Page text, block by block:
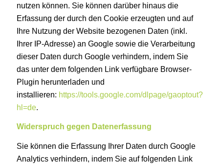
nutzen können. Sie können darüber hinaus die
Erfassung der durch den Cookie erzeugten und auf
Ihre Nutzung der Website bezogenen Daten (inkl.
Ihrer IP-Adresse) an Google sowie die Verarbeitung
dieser Daten durch Google verhindern, indem Sie
das unter dem folgenden Link verfügbare Browser-
Plugin herunterladen und
installieren: https://tools.google.com/dlpage/gaoptout?
hl=de.
Widerspruch gegen Datenerfassung
Sie können die Erfassung Ihrer Daten durch Google
Analytics verhindern, indem Sie auf folgenden Link